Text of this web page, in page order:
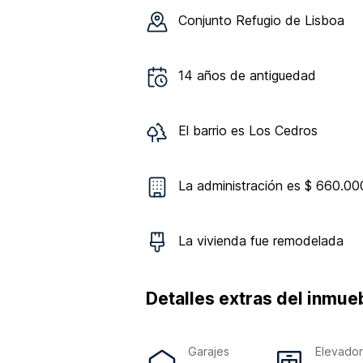
Conjunto Refugio de Lisboa
14 años de antiguedad
El barrio es Los Cedros
La administración es $
La vivienda fue remodelada
Detalles extras del
Garajes